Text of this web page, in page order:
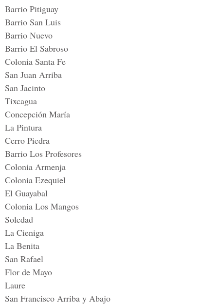
Barrio Pitiguay
Barrio San Luis
Barrio Nuevo
Barrio El Sabroso
Colonia Santa Fe
San Juan Arriba
San Jacinto
Tixcagua
Concepción María
La Pintura
Cerro Piedra
Barrio Los Profesores
Colonia Armenja
Colonia Ezequiel
El Guayabal
Colonia Los Mangos
Soledad
La Cieniga
La Benita
San Rafael
Flor de Mayo
Laure
San Francisco Arriba y Abajo